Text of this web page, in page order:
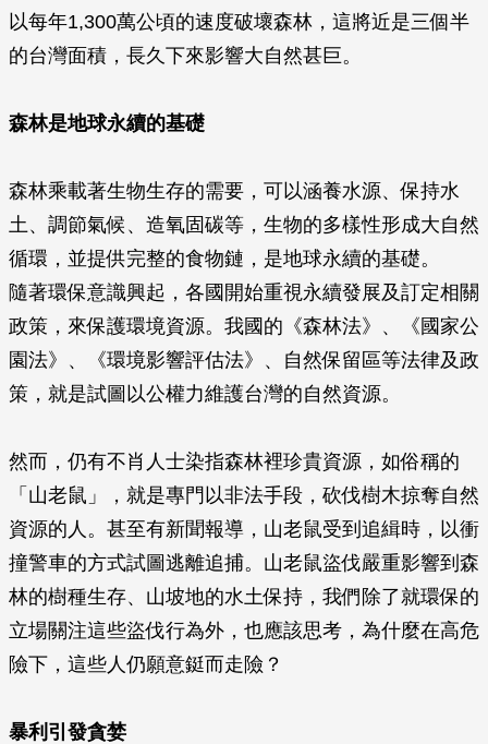
以每年1,300萬公頃的速度破壞森林，這將近是三個半
的台灣面積，長久下來影響大自然甚巨。
森林是地球永續的基礎
森林乘載著生物生存的需要，可以涵養水源、保持水
土、調節氣候、造氧固碳等，生物的多樣性形成大自然
循環，並提供完整的食物鏈，是地球永續的基礎。
隨著環保意識興起，各國開始重視永續發展及訂定相關
政策，來保護環境資源。我國的《森林法》、《國家公
園法》、《環境影響評估法》、自然保留區等法律及政
策，就是試圖以公權力維護台灣的自然資源。
然而，仍有不肖人士染指森林裡珍貴資源，如俗稱的
「山老鼠」，就是專門以非法手段，砍伐樹木掠奪自然
資源的人。甚至有新聞報導，山老鼠受到追緝時，以衝
撞警車的方式試圖逃離追捕。山老鼠盜伐嚴重影響到森
林的樹種生存、山坡地的水土保持，我們除了就環保的
立場關注這些盜伐行為外，也應該思考，為什麼在高危
險下，這些人仍願意鋌而走險？
暴利引發貪婪